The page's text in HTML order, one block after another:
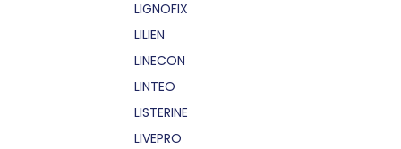
LIGNOFIX
LILIEN
LINECON
LINTEO
LISTERINE
LIVEPRO